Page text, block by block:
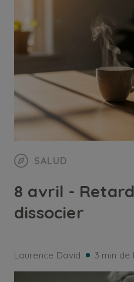
SALUD
8 avril -
dissocier
Laurence David 3 min de